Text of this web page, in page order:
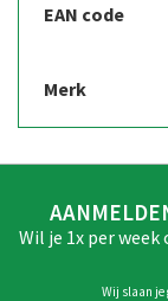
EAN code
Merk
Wil je 1x per
Wij slaan je